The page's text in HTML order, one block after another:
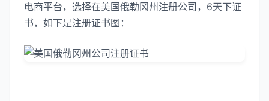
电商平台，选择在美国俄勒冈州注册公司，6天下证
书，如下是注册证书图：